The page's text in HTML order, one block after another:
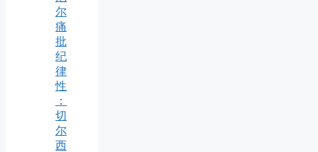
尔
痛
批
纪
律
性
：
切
尔
西